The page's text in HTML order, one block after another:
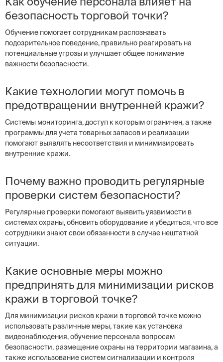
безопасность торговой точки?
Обучение помогает сотрудникам распознавать
подозрительное поведение, правильно реагировать на
потенциальные угрозы и улучшает общее понимание
важности безопасности.
Какие технологии могут помочь в
предотвращении внутренней кражи?
Системы мониторинга, доступ к которым ограничен, а также
программы для учета товарных запасов и реализации
помогают выявлять несоответствия и минимизировать
внутренние кражи.
Почему важно проводить регулярные
проверки систем безопасности?
Регулярные проверки помогают выявить уязвимости в
системах охраны, обновить оборудование и убедиться, что все
сотрудники знают свои обязанности в случае нештатной
ситуации.
Какие основные меры можно
предпринять для минимизации рисков
кражи в торговой точке?
Для минимизации рисков кражи в торговой точке можно
использовать различные меры, такие как установка
видеонаблюдения, обучение персонала вопросам
безопасности, размещение охраны на территории магазина, а
также использование систем сигнализации и контроля